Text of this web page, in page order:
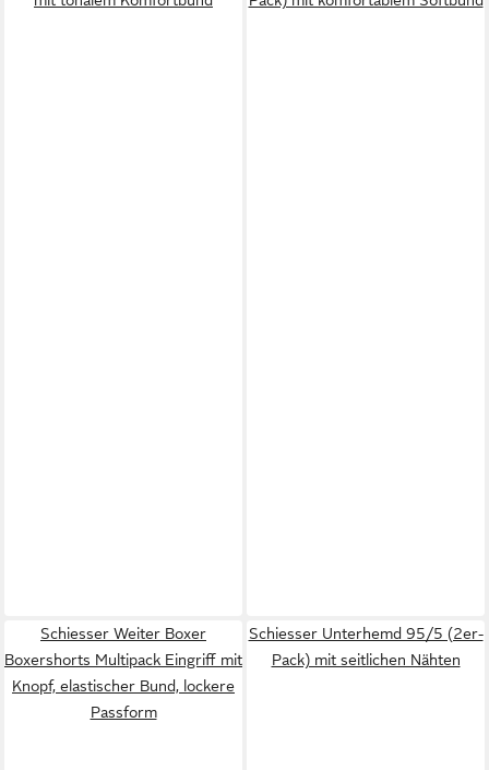
Schiesser Weiter Boxer
Boxershorts Multipack Eingriff mit
Knopf, elastischer Bund, lockere
Passform
Schiesser Unterhemd 95/5 (2er-
Pack) mit seitlichen Nähten